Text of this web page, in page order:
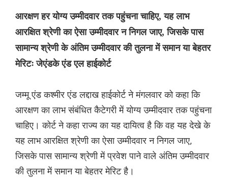
आरक्षण हर योग्य उम्मीदवार तक पहुंचना चाहिए, यह लाभ
आरक्षित श्रेणी का ऐसा उम्मीदवार न निगल जाए, जिसके पास
सामान्य श्रेणी के अंतिम उम्मीदवार की तुलना में समान या बेहतर
मेरिटः जेएंडके एंड एल हाईकोर्ट
जम्मू एंड कश्मीर एंड लद्दाख हाईकोर्ट ने मंगलवार को कहा कि
आरक्षण का लाभ संबंधित कैटेगरी में योग्य उम्मीदवार तक पहुंचना
चाहिए। कोर्ट ने कहा राज्य का यह दायित्व है कि वह यह देखे के
यह लाभ आरक्षित श्रेणी का ऐसा उम्मीदवार न निगल जाए,
जिसके पास सामान्य श्रेणी में प्रवेश पाने वाले अंतिम उम्मीदवार
की तुलना में समान या बेहतर मेरिट है।